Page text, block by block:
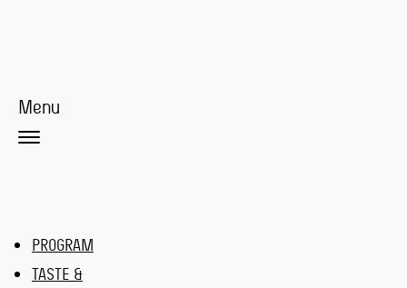
Menu
PROGRAM
TASTE &